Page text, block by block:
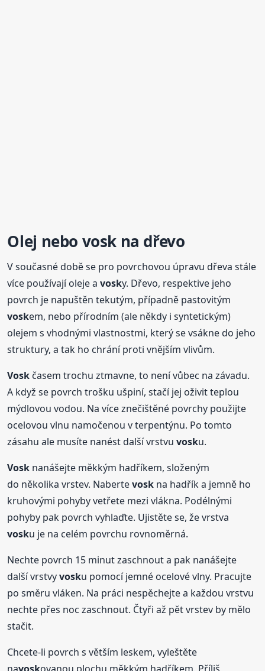
Olej nebo vosk na dřevo
V současné době se pro povrchovou úpravu dřeva stále
více používají oleje avosky. Dřevo, respektive jeho
povrch je napuštěn tekutým, případně pastovitým
voskem, nebo přírodním (ale někdy i syntetickým)
olejem s vhodnými vlastnostmi, který se vsákne do jeho
struktury, a tak ho chrání proti vnějším vlivům.
Vosk časem trochu ztmavne, to není vůbec na závadu.
A když se povrch trošku ušpiní, stačí jej oživit teplou
mýdlovou vodou. Na více znečištěné povrchy použijte
ocelovou vlnu namočenou v terpentýnu. Po tomto
zásahu ale musíte nanést další vrstvuvosku.
Vosk nanášejte měkkým hadříkem, složeným
do několika vrstev. Nabertevosk na hadřík a jemně ho
kruhovými pohyby vetřete mezi vlákna. Podélnými
pohyby pak povrch vyhlaďte. Ujistěte se, že vrstva
vosku je na celém povrchu rovnoměrná.
Nechte povrch 15 minut zaschnout a pak nanášejte
další vrstvyvosku pomocí jemné ocelové vlny. Pracujte
po směru vláken. Na práci nespěchejte a každou vrstvu
nechte přes noc zaschnout. Čtyři až pět vrstev by mělo
stačit.
Chcete-li povrch s větším leskem, vyleštěte